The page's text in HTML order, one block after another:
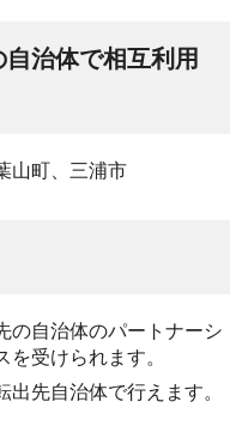
治体で相互利用
山町、三浦市
の自治体のパートナーシ
受けられます。
先自治体で行えます。